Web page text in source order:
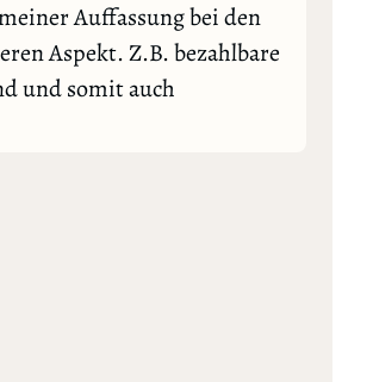
Auffassung bei den
Aspekt. Z.B. bezahlbare
und somit auch